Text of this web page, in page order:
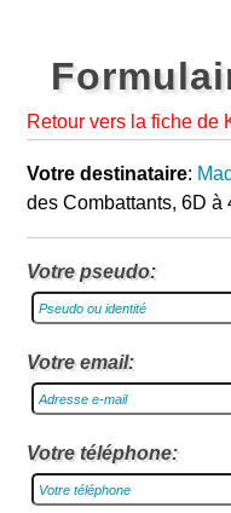
Retour vers la fiche de
Votre destinataire:
des Combattants, 6D à
Votre pseudo:
Votre email:
Votre téléphone: